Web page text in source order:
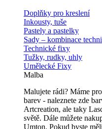
Doplňky pro kreslení
Inkousty, tuše
Pastely a pastelky
Sady – kombinace
Technické fixy
Tužky, rudky, uhly
Umělecké Fixy
Malba
Malujete rádi? Máme
barev - naleznete zde
Artcreation, ale taky
světě. Dále můžete
Umton. Pokud byste